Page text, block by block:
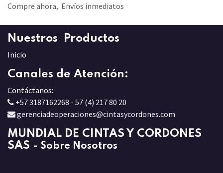
Compre ahora, Envíos inmediatos
Nuestros Productos
Inicio
Canales de Atención:
Contáctanos:
+57 3187162268 - 57 (4) 217 80 20
gerenciadeoperaciones@cintasycordones.com
MUNDIAL DE CINTAS Y CORDONES
SAS - Sobre Nosotros